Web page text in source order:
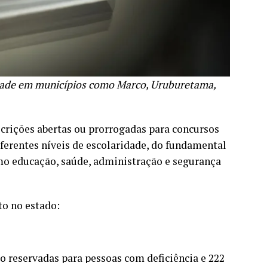
em municípios como Marco, Uruburetama,
abertas ou prorrogadas para concursos
níveis de escolaridade, do fundamental
educação, saúde, administração e segurança
no estado:
reservadas para pessoas com deficiência e 222